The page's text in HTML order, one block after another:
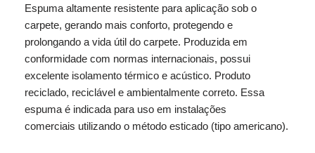
Espuma altamente resistente para aplicação sob o
carpete, gerando mais conforto, protegendo e
prolongando a vida útil do carpete. Produzida em
conformidade com normas internacionais, possui
excelente isolamento térmico e acústico. Produto
reciclado, reciclável e ambientalmente correto. Essa
espuma é indicada para uso em instalações
comerciais utilizando o método esticado (tipo americano).